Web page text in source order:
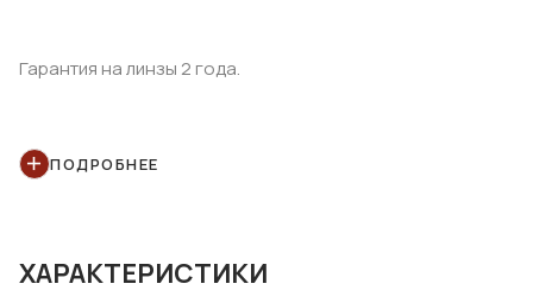
Гарантия на линзы 2 года.
Параметры:
ПОДРОБНЕЕ
ХАРАКТЕРИСТИКИ